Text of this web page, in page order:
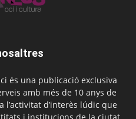
és una publicació exclusiva
amb més de 10 anys de
d’interès lúdic que
i institucions de la ciutat